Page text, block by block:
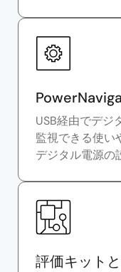
USB経由でデジ
監視できる使い
デジタル電源の
評価キット